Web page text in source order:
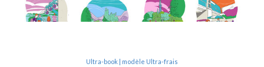
Ultra-book | modèle Ultra-frais